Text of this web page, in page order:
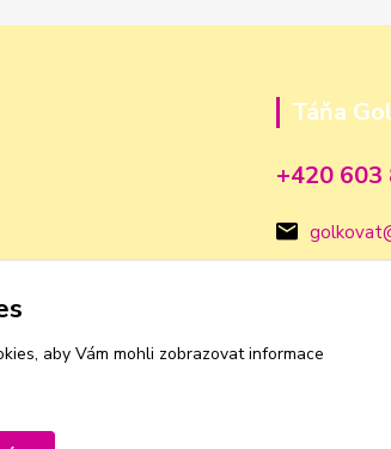
Táňa
+420 603
aby Vám mohli zobrazovat informace